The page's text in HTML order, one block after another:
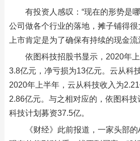
有投资人感叹：“现在的形势是
公司做各个行业的落地，摊子铺得很
上市肯定是为了确保有持续的现金流
依图科技招股书显示，2020年
3.8亿元，净亏损为13亿元。云从科
2020年上半年，云从科技收入为
2.86亿元。与之相对应的，依图科
科技计划募资37.5亿。
《财经》此前报道，一家头部